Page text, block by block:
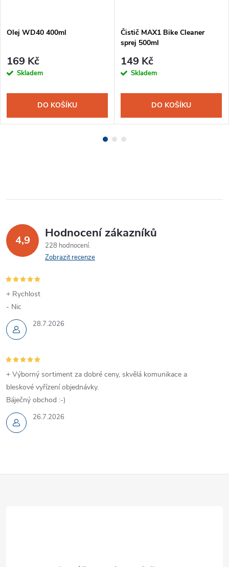
Olej WD40 400ml
169 Kč
Skladem
DO KOŠÍKU
Čistič MAX1 Bike Cleaner
sprej 500ml
149 Kč
Skladem
DO KOŠÍKU
4,9 Hodnocení zákazníků
228 hodnocení
Zobrazit recenze
28.7.2026
+ Rychlost
- Nic
26.7.2026
+ Výborný sortiment za dobré ceny, skvělá komunikace a
bleskové vyřízení objednávky.
Báječný obchod :-)